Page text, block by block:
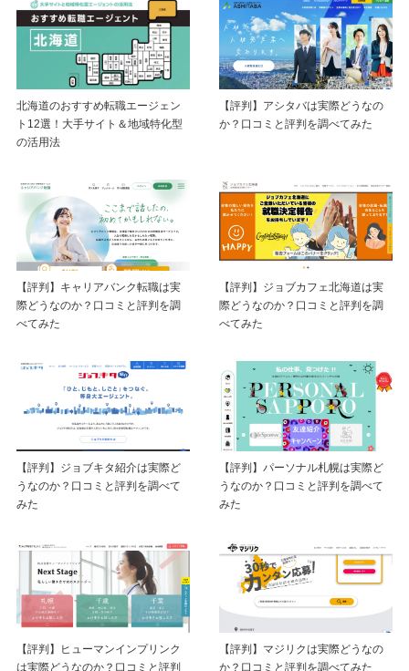
北海道のおすすめ転職エージェン
ト12選！大手サイト＆地域特化型
の活用法
【評判】アシタバは実際どうなの
か？口コミと評判を調べてみた
【評判】キャリアバンク転職は実
際どうなのか？口コミと評判を調
べてみた
【評判】ジョブカフェ北海道は実
際どうなのか？口コミと評判を調
べてみた
【評判】ジョブキタ紹介は実際ど
うなのか？口コミと評判を調べて
みた
【評判】パーソナル札幌は実際ど
うなのか？口コミと評判を調べて
みた
【評判】ヒューマンインプリンク
は実際どうなのか？口コミと評判
【評判】マジリクは実際どうなの
か？口コミと評判を調べてみた